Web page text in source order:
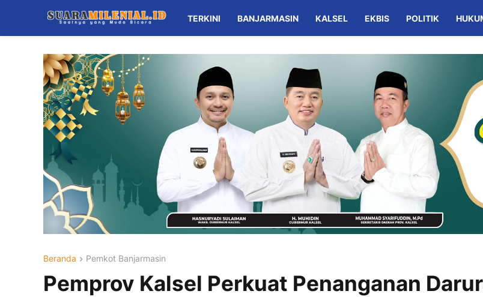
TERKINI BANJARMASIN KALSEL EKBIS POLITIK
Beranda Pemkot Banjarmasin
Pemprov Kalsel Perkuat Penanganan